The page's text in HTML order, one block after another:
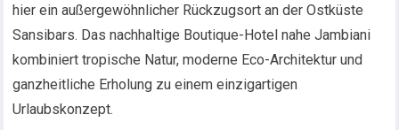
hier ein außergewöhnlicher Rückzugsort an der Ostküste
Sansibars. Das nachhaltige Boutique-Hotel nahe Jambiani
kombiniert tropische Natur, moderne Eco-Architektur und
ganzheitliche Erholung zu einem einzigartigen
Urlaubskonzept.